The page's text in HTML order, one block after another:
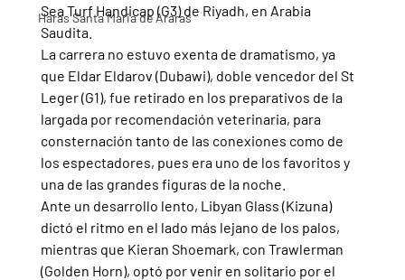
Haras Santa Maria de Araras
Sea Turf Handicap (G3) de Riyadh, en Arabia
Saudita.
La carrera no estuvo exenta de dramatismo, ya
que Eldar Eldarov (Dubawi), doble vencedor del St
Leger (G1), fue retirado en los preparativos de la
largada por recomendación veterinaria, para
consternación tanto de las conexiones como de
los espectadores, pues era uno de los favoritos y
una de las grandes figuras de la noche.
Ante un desarrollo lento, Libyan Glass (Kizuna)
dictó el ritmo en el lado más lejano de los palos,
mientras que Kieran Shoemark, con Trawlerman
(Golden Horn), optó por venir en solitario por el